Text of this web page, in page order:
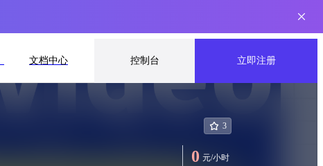
文档中心 控制台 立即注册
3
0 元/小时